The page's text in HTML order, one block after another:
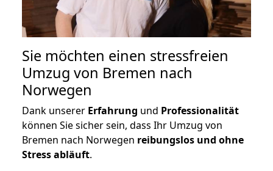
Sie möchten einen stressfreien
Umzug von Bremen nach
Norwegen
Dank unserer Erfahrung und Professionalität
können Sie sicher sein, dass Ihr Umzug von
Bremen nach Norwegen reibungslos und ohne
Stress abläuft.